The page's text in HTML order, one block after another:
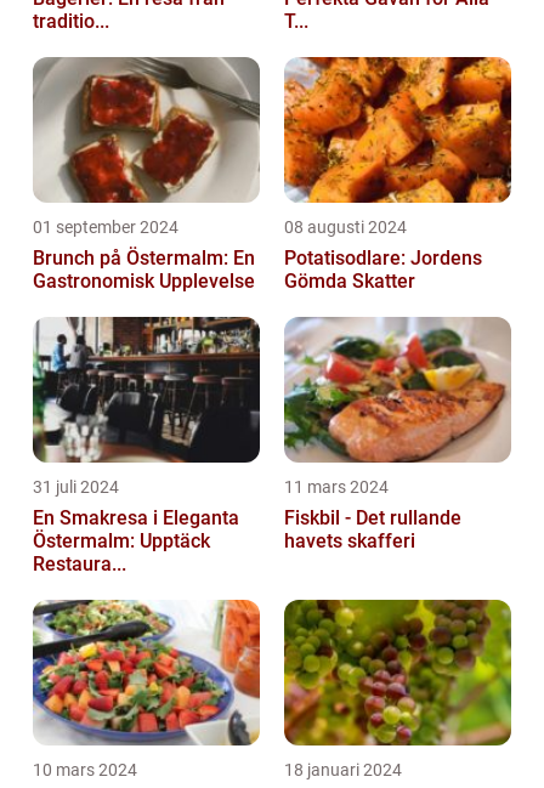
traditio...
T...
01 september 2024
Brunch på Östermalm: En
Gastronomisk Upplevelse
08 augusti 2024
Potatisodlare: Jordens
Gömda Skatter
31 juli 2024
En Smakresa i Eleganta
Östermalm: Upptäck
Restaura...
11 mars 2024
Fiskbil - Det rullande
havets skafferi
10 mars 2024 18 januari 2024